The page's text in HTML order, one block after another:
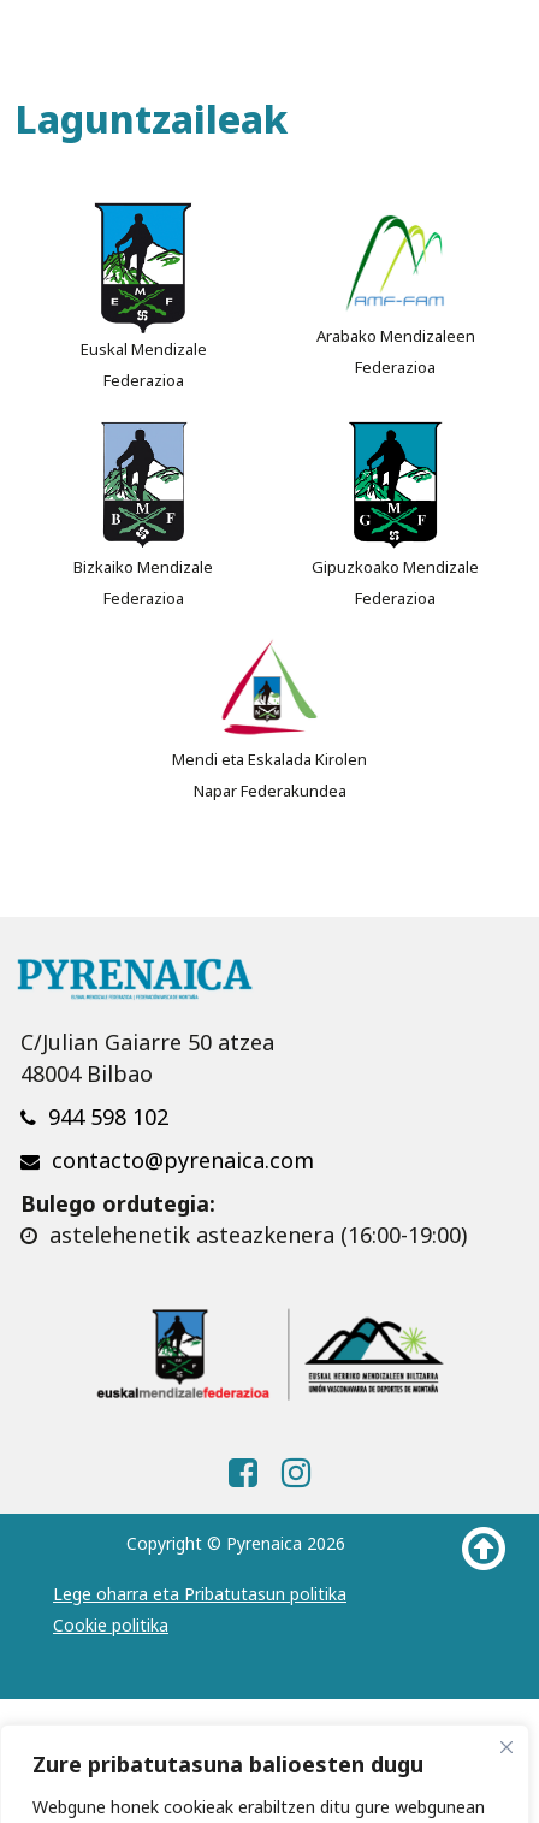
Zure pribatutasuna balioesten dugu
Webgune honek cookieak erabiltzen ditu gure webgunean
Laguntzaileak
Euskal Mendizale
Federazioa
Arabako Mendizaleen
Federazioa
Bizkaiko Mendizale
Federazioa
Gipuzkoako Mendizale
Federazioa
Mendi eta Eskalada Kirolen
Napar Federakundea
C/Julian Gaiarre 50 atzea
48004 Bilbao
944 598 102
contacto@pyrenaica.com
Bulego ordutegia:
astelehenetik asteazkenera (16:00-19:00)
Copyright © Pyrenaica 2026
Lege oharra eta Pribatutasun politika
Cookie politika